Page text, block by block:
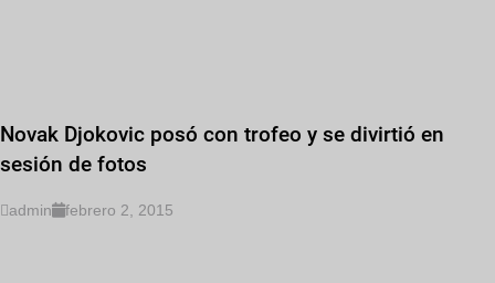
Novak Djokovic posó con trofeo y se divirtió en
sesión de fotos
admin febrero 2, 2015